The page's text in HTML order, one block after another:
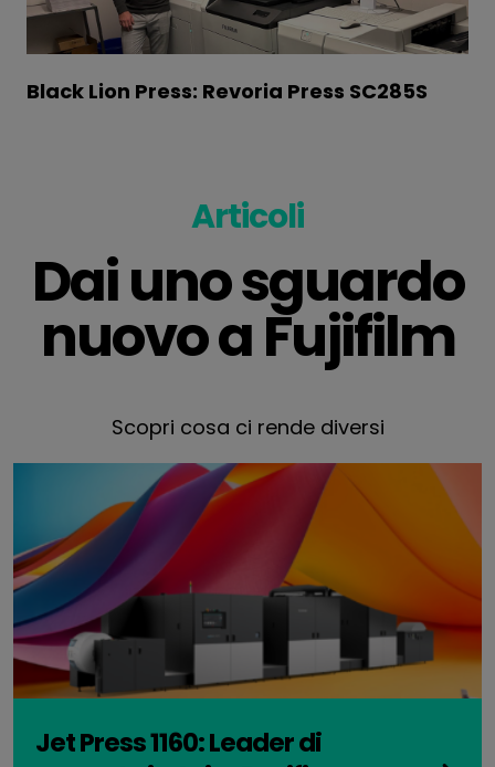
Black Lion Press: Revoria Press SC285S
Articoli
Dai uno sguardo
nuovo a Fujifilm
Scopri cosa ci rende diversi
Jet Press 1160: Leader di